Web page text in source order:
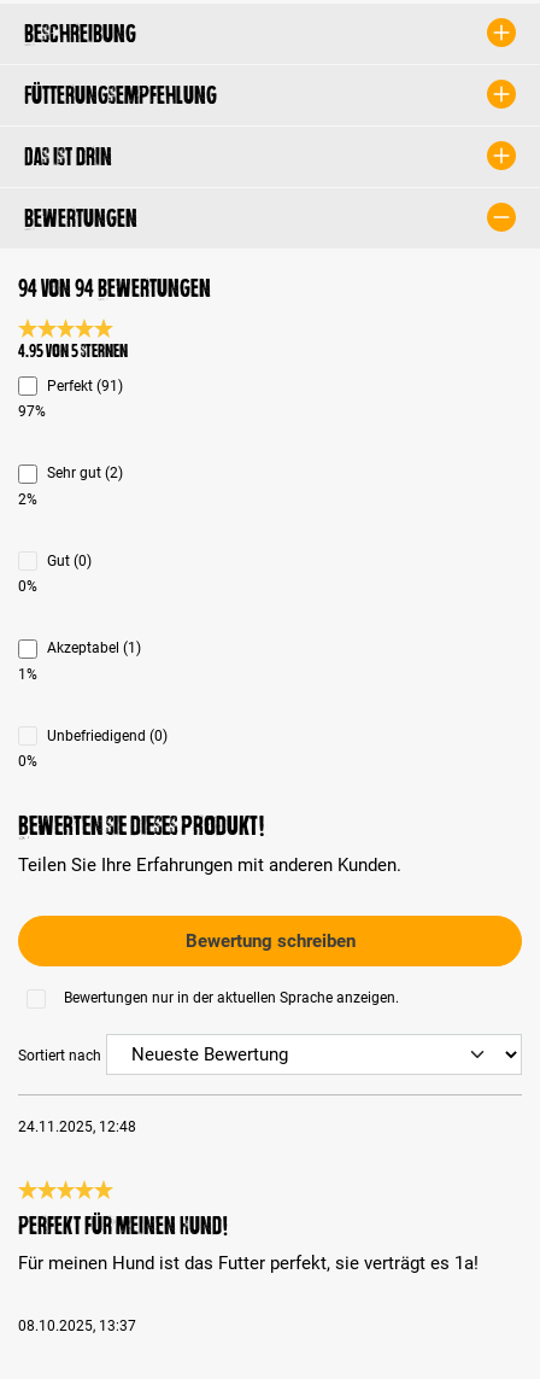
Beschreibung
Fütterungsempfehlung
Das ist drin
Bewertungen
94 von 94 Bewertungen
Durchschnittliche Bewertung 4.9 von 5 Sternen
4.95 von 5 Sternen
Perfekt (91)
97%
Sehr gut (2)
2%
Gut (0)
0%
Akzeptabel (1)
1%
Unbefriedigend (0)
0%
Bewerten Sie dieses Produkt!
Teilen Sie Ihre Erfahrungen mit anderen Kunden.
Bewertung schreiben
Bewertungen nur in der aktuellen Sprache anzeigen.
Sortiert nach
24.11.2025, 12:48
Bewertung mit 5 von 5 Sternen
Perfekt für meinen Hund!
Für meinen Hund ist das Futter perfekt, sie verträgt es 1a!
08.10.2025, 13:37